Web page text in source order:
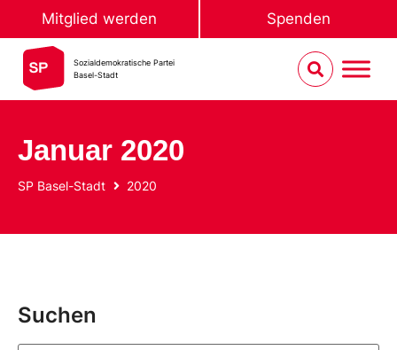
Mitglied werden Spenden
Sozialdemokratische Partei
Basel-Stadt
Januar 2020
SP Basel-Stadt 2020
Suchen